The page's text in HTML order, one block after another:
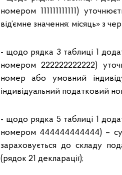
номером 111111111111)
від’ємне значення: місяць» з
- щодо рядка 3 таблиці 1
номером 222222222222)
номер або умовний
індивідуальний податковий
- щодо рядка 5 таблиці 1
номером 444444444444) –
зараховується до складу
(рядок 21 декларації);